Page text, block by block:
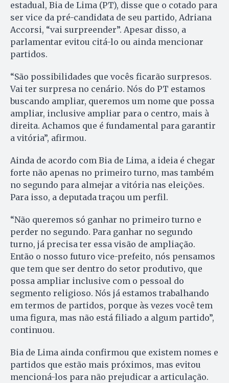
estadual, Bia de Lima (PT), disse que o cotado para
ser vice da pré-candidata de seu partido, Adriana
Accorsi, “vai surpreender”. Apesar disso, a
parlamentar evitou citá-lo ou ainda mencionar
partidos.
“São possibilidades que vocês ficarão surpresos.
Vai ter surpresa no cenário. Nós do PT estamos
buscando ampliar, queremos um nome que possa
ampliar, inclusive ampliar para o centro, mais à
direita. Achamos que é fundamental para garantir
a vitória”, afirmou.
Ainda de acordo com Bia de Lima, a ideia é chegar
forte não apenas no primeiro turno, mas também
no segundo para almejar a vitória nas eleições.
Para isso, a deputada traçou um perfil.
“Não queremos só ganhar no primeiro turno e
perder no segundo. Para ganhar no segundo
turno, já precisa ter essa visão de ampliação.
Então o nosso futuro vice-prefeito, nós pensamos
que tem que ser dentro do setor produtivo, que
possa ampliar inclusive com o pessoal do
segmento religioso. Nós já estamos trabalhando
em termos de partidos, porque às vezes você tem
uma figura, mas não está filiado a algum partido”,
continuou.
Bia de Lima ainda confirmou que existem nomes e
partidos que estão mais próximos, mas evitou
mencioná-los para não prejudicar a articulação.